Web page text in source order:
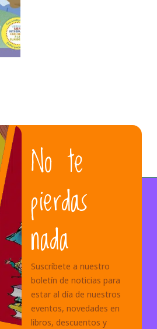
No te
pierdas
nada
Suscríbete a nuestro
boletín de noticias para
estar al día de nuestros
eventos, novedades en
libros, descuentos y